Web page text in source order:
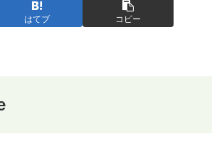
はてブ コピー